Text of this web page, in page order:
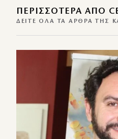
ΠΕΡΙΣΣΌΤΕΡΑ ΑΠΌ
ΔΕΊΤΕ ΌΛΑ ΤΑ ΆΡΘΡΑ ΤΗΣ